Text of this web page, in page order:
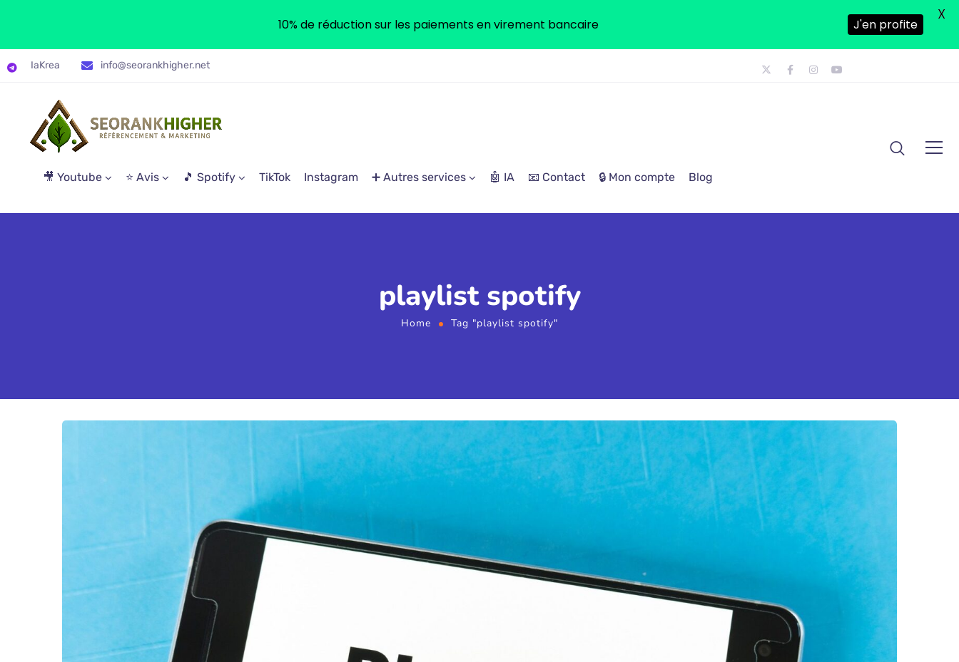
IaKrea info@seorankhigher.net
🎥 Youtube ⭐ Avis 🎵 Spotify TikTok Instagram ➕ Autres services 🤖 IA 📧 Contact 🔒 Mon compte Blog
playlist spotify
Home Tag "playlist spotify"
10% de réduction sur les paiements en virement bancaire J'en profite
X